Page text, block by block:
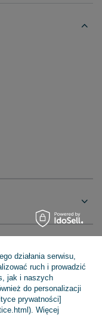
działania serwisu,
ruch i prowadzić
jak i naszych
do personalizacji
prywatności]
Więcej